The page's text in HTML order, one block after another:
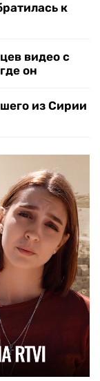
к
видео с
он
из Сирии